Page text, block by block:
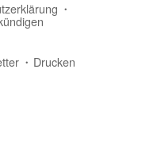
Drucken